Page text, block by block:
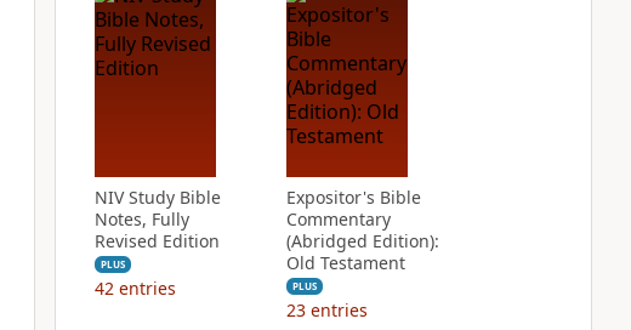
NIV Study Bible
Notes, Fully
Revised Edition
PLUS
42 entries
Expositor's Bible
Commentary
(Abridged Edition):
Old Testament
PLUS
23 entries